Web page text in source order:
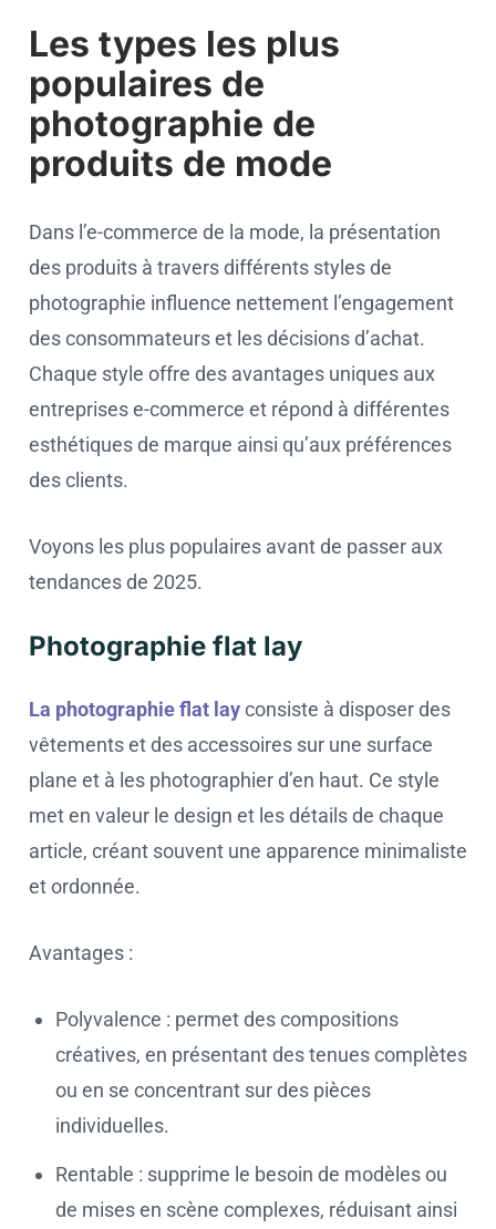
Les types les plus
populaires de
photographie de
produits de mode
Dans l’e-commerce de la mode, la présentation
des produits à travers différents styles de
photographie influence nettement l’engagement
des consommateurs et les décisions d’achat.
Chaque style offre des avantages uniques aux
entreprises e-commerce et répond à différentes
esthétiques de marque ainsi qu’aux préférences
des clients.
Voyons les plus populaires avant de passer aux
tendances de 2025.
Photographie flat lay
La photographie flat layconsiste à disposer des
vêtements et des accessoires sur une surface
plane et à les photographier d’en haut. Ce style
met en valeur le design et les détails de chaque
article, créant souvent une apparence minimaliste
et ordonnée.
Avantages :
Polyvalence : permet des compositions
créatives, en présentant des tenues complètes
ou en se concentrant sur des pièces
individuelles.
Rentable : supprime le besoin de modèles ou
de mises en scène complexes, réduisant ainsi